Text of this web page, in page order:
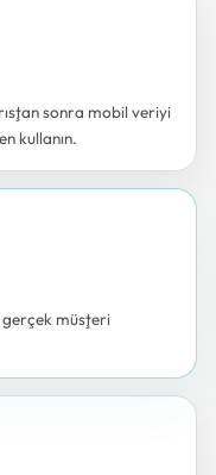
sonra mobil veriyi
kullanın.
gerçek müşteri